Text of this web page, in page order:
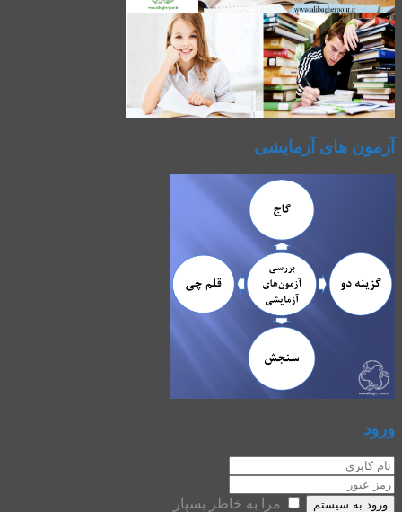
آزمون های آزمایشی
ورود
ورود به سیستم مرا به خاطر بسپار